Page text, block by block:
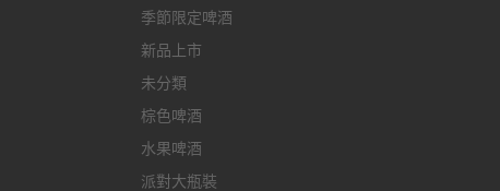
季節限定啤酒
新品上市
未分類
棕色啤酒
水果啤酒
派對大瓶裝